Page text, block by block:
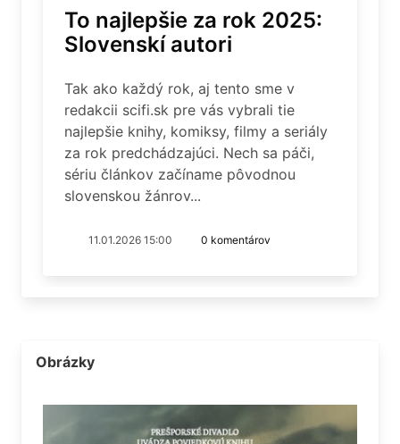
To najlepšie za rok 2025:
Slovenskí autori
Tak ako každý rok, aj tento sme v
redakcii scifi.sk pre vás vybrali tie
najlepšie knihy, komiksy, filmy a seriály
za rok predchádzajúci. Nech sa páči,
sériu článkov začíname pôvodnou
slovenskou žánrov...
11.01.2026 15:00 0 komentárov
Obrázky